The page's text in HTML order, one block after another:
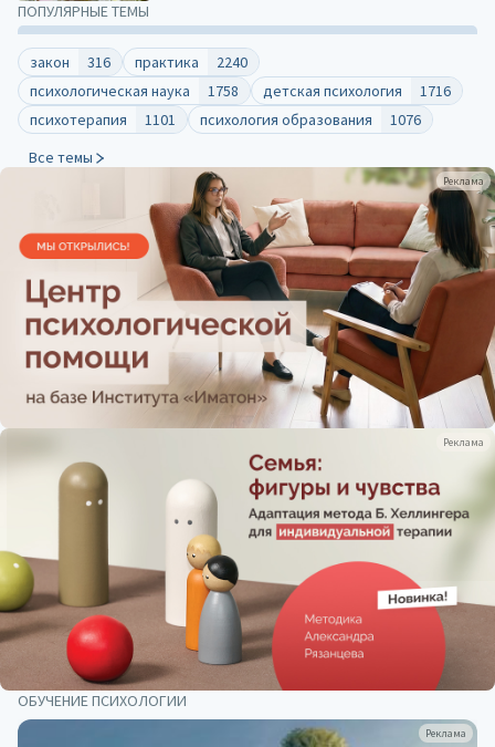
Реклама
Реклама
ПОПУЛЯРНЫЕ ТЕМЫ
закон 316 практика
2240
психологическая наука
1758 детская психология
1716
психотерапия
1101 психология образования
1076
Все темы
ОБУЧЕНИЕ ПСИХОЛОГИИ
Реклама